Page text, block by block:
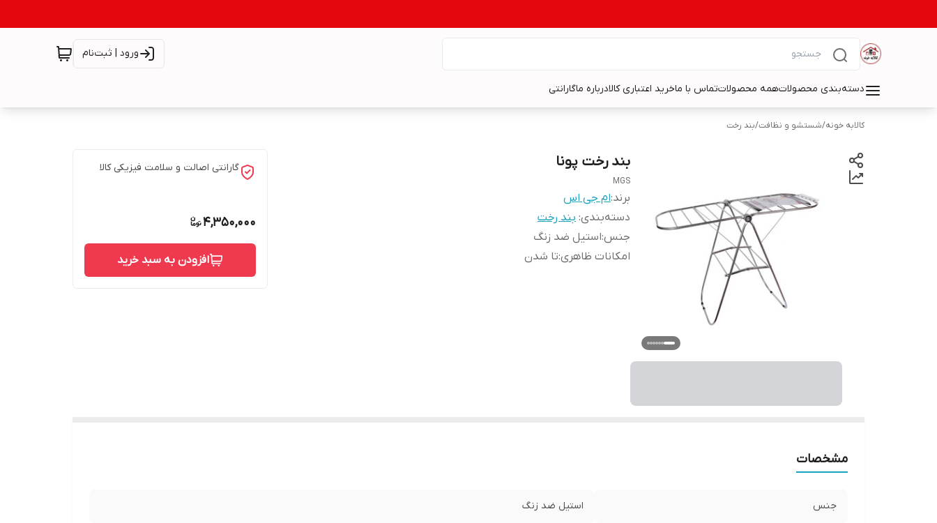
ورود | ثبت‌نام
دسته‌بندی محصولاتهمه محصولاتتماس با ماخرید اعتباری کالادرباره ماگارانتی
کالابه خونه/شستشو و نظافت/بند رخت
بند رخت پونا
MGS
برند:ام جی اس
دسته‌بندی: بند رخت
جنس:استیل ضد زنگ
امکانات ظاهری:تا شدن
گارانتی اصالت و سلامت فیزیکی کالا
4,350,000
افزودن به سبد خرید
مشخصات
جنس استیل ضد زنگ